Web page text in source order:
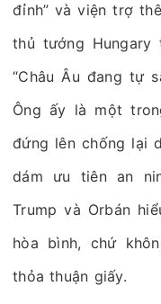
đỉnh” và viện trợ
thủ tướng
“Châu Âu đang tự
Ông ấy là một
đứng lên chống lại
dám ưu tiên an
Trump và Orbán
hòa bình, chứ
thỏa thuận giấy.